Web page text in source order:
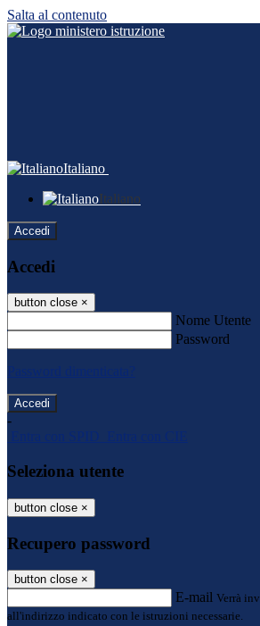
Salta al contenuto
Italiano
Italiano
Accedi
Accedi
button close ×
Nome Utente
Password
Password dimenticata?
-
Entra con SPID
Entra con CIE
Seleziona utente
button close ×
Recupero password
button close ×
E-mail Verrà
all'indirizzo indicato con le istruzioni necessarie.